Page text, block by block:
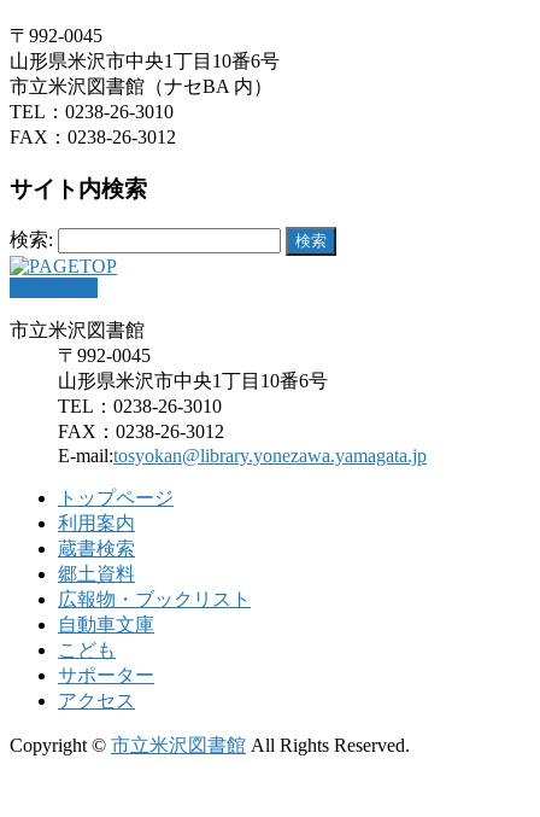
〒992-0045
山形県米沢市中央1丁目10番6号
市立米沢図書館（ナセBA 内）
TEL：0238-26-3010
FAX：0238-26-3012
サイト内検索
検索:
市立米沢図書館
〒992-0045
山形県米沢市中央1丁目10番6号
TEL：0238-26-3010
FAX：0238-26-3012
E-mail:tosyokan@library.yonezawa.yamagata.jp
トップページ
利用案内
蔵書検索
郷土資料
広報物・ブックリスト
自動車文庫
こども
サポーター
アクセス
Copyright © 市立米沢図書館 All Rights Reserved.